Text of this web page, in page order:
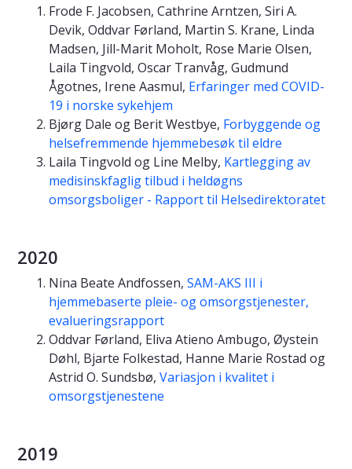
Frode F. Jacobsen, Cathrine Arntzen, Siri A.
Devik, Oddvar Førland, Martin S. Krane, Linda
Madsen, Jill-Marit Moholt, Rose Marie Olsen,
Laila Tingvold, Oscar Tranvåg, Gudmund
Ågotnes, Irene Aasmul, Erfaringer med COVID-
19 i norske sykehjem
Bjørg Dale og Berit Westbye, Forbyggende og
helsefremmende hjemmebesøk til eldre
Laila Tingvold og Line Melby, Kartlegging av
medisinskfaglig tilbud i heldøgns
omsorgsboliger - Rapport til Helsedirektoratet
2020
Nina Beate Andfossen, SAM-AKS III i
hjemmebaserte pleie- og omsorgstjenester,
evalueringsrapport
Oddvar Førland, Eliva Atieno Ambugo, Øystein
Døhl, Bjarte Folkestad, Hanne Marie Rostad og
Astrid O. Sundsbø, Variasjon i kvalitet i
omsorgstjenestene
2019